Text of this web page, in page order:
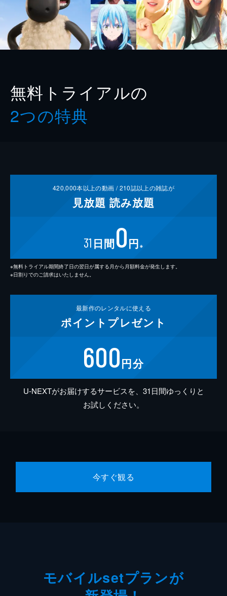
無料トライアルの
2つの特典
420,000本以上の動画 /210誌以上の雑誌が
見放題 読み放題
31 日間0円 ※
※無料トライアル期間終了日の翌日が属する月から月額料金が発生します。
※日割りでのご請求はいたしません。
最新作のレンタルに使える
ポイント プレゼント
600円分
U-NEXTがお届けするサービスを、31日間ゆっくりと
お試しください。
今すぐ観る
モバイルsetプランが